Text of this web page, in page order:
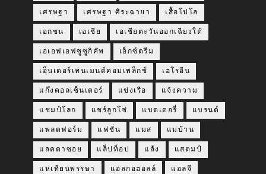
เศรษฐา เศรษฐา ศิระฉายา เสื้อโปโล
เอกชน เอเชีย เอเชียตะวันออกเฉียงใต้
เอเอฟเอฟซูซูกิคัพ เอ็กซ์ตรีม
เอ็นเตอร์เทนเมนต์คอมเพล็กซ์ เฮโรอีน
แก๊งคอลเซ็นเตอร์ แข่งเรือ แจ้งความ
แชมป์โลก แชร์ลูกโซ่ แบตเตอรี่ แบรนด์
แพลตฟอร์ม แฟชั่น แมส แม่บ้าน
แลคตาซอย แล็ปท็อป แล้ง แสตมป์
แห่เทียนพรรษา แอลกอฮอลล์ แอลจี